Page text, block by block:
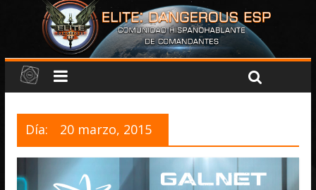
Día: 20 marzo, 2015